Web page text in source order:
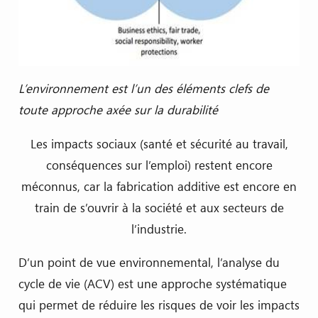
L’environnement est l’un des éléments clefs de
toute approche axée sur la durabilité
Les impacts sociaux (santé et sécurité au travail,
conséquences sur l’emploi) restent encore
méconnus, car la fabrication additive est encore en
train de s’ouvrir à la société et aux secteurs de
l’industrie.
D’un point de vue environnemental, l’analyse du
cycle de vie (ACV) est une approche systématique
qui permet de réduire les risques de voir les impacts